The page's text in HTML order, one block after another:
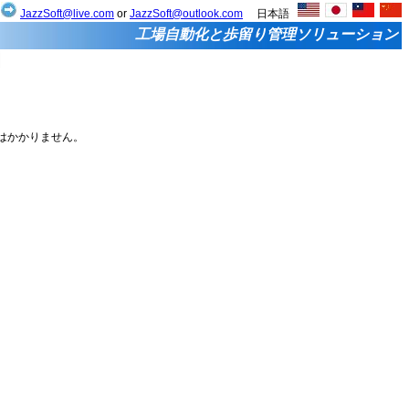
JazzSoft@live.com or JazzSoft@outlook.com 日本語
工場自動化と歩留り管理ソリューション
かりません。